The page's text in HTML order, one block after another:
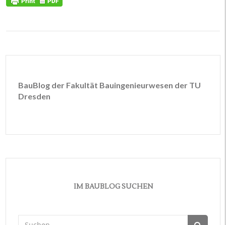
BauBlog der Fakultät Bauingenieurwesen der TU
Dresden
IM BAUBLOG SUCHEN
Suchen